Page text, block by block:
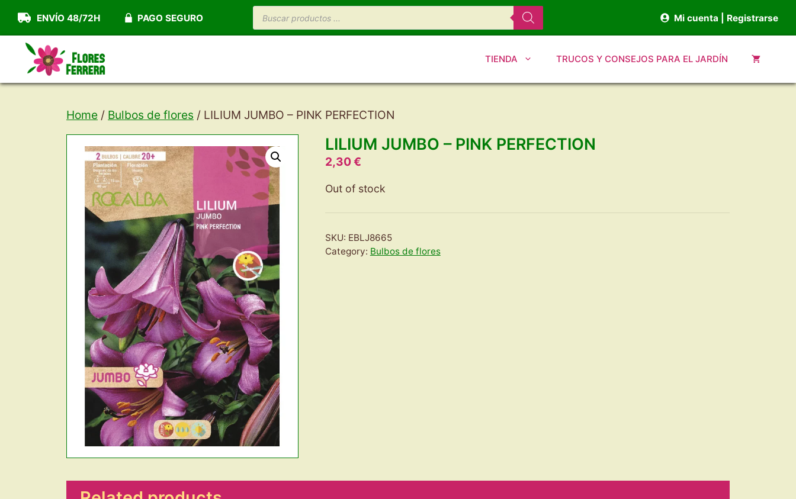
contenido
ENVÍO 48/72H PAGO SEGURO Búsqueda
de
productos
Mi cuenta | Registrarse
TIENDA TRUCOS Y CONSEJOS PARA EL JARDÍN
Home / Bulbos de flores / LILIUM JUMBO – PINK PERFECTION
LILIUM JUMBO – PINK PERFECTION
2,30€
Out of stock
SKU: EBLJ8665
Category: Bulbos de flores